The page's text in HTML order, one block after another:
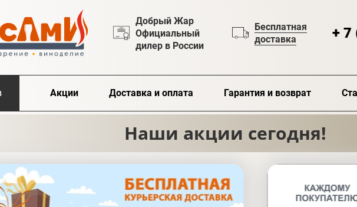
Добрый Жар
Официальный
дилер в России
Бесплатная
доставка
+
Акции Доставка и оплата Гарантия и возврат
Наши акции сегодня!